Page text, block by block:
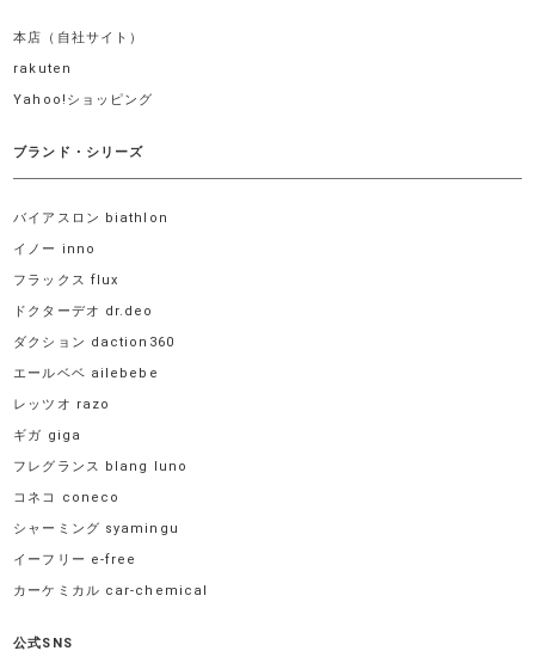
本店（自社サイト）
rakuten
Yahoo!ショッピング
ブランド・シリーズ
バイアスロン biathlon
イノー inno
フラックス flux
ドクターデオ dr.deo
ダクション daction360
エールベベ ailebebe
レッツオ razo
ギガ giga
フレグランス blang luno
コネコ coneco
シャーミング syamingu
イーフリー e-free
カーケミカル car-chemical
公式SNS